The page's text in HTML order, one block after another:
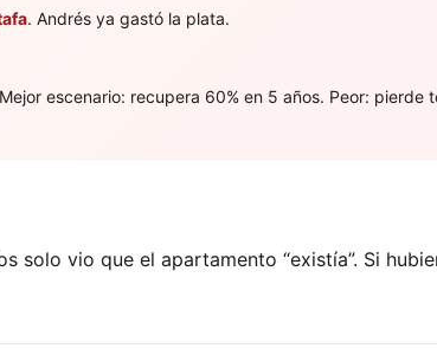
. Andrés ya gastó la plata.
escenario: recupera 60% en 5 años. Peor: pierde
solo vio que el apartamento “existía”. Si